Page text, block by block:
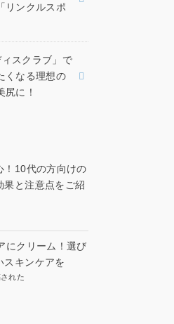
リンクルスポ
ィスクラブ」で
くなる理想の
尻に！
！10代の方向けの
果と注意点をご紹
にクリーム！選び
スキンケアを
れた